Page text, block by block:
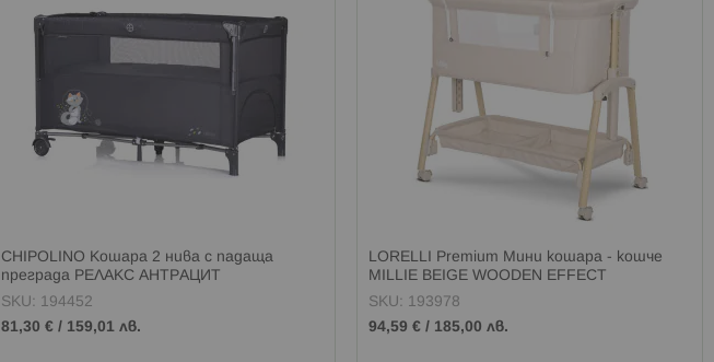
CHIPOLINO Кошара 2 нива с падаща
преграда РЕЛАКС АНТРАЦИТ
SKU: 194452
81,30 € / 159,01 лв.
LORELLI Premium Мини кошара - кошче
MILLIE BEIGE WOODEN EFFECT
SKU: 193978
94,59 € / 185,00 лв.